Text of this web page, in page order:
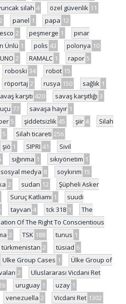
silah 4 özel güvenlik 11
panel 1 papa 12
2 peşmerge 1
pınar
Ünlü 1 polis 43 polonya 10
2 RAMALC 1 rapor 5
roboski 34 robot 15
röportaj 2 rusya 150 sağlık 1
karşıtı 420 savaş karşıtlığı 3
77 savaşa hayır 1
5 şiddetsizlik 45 şiir 4
Silah
5 Silah ticareti 256
şiö 1 SIPRI 41
Sivil
sığınma 1 sıkıyönetim 1
sosyal medya 8 soykırım 15
2 sudan 12
Şüpheli Asker
Suruç Katliamı 1
suudi
tayvan 4 tck 318 1
The
Of The Right To Conscientious
2 TSK 188 tunus 1
türkmenistan 2 tüsiad 6
Ulke Group Cases 1
Ülke Group of
2
Uluslararası Vicdani Ret
uruguay 1 uzay 1
venezuella 2 Vicdani Ret 1302